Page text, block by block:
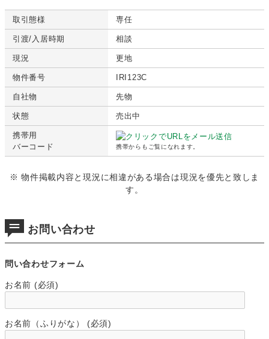
取引態様 専任
引渡/入居時期 相談
現況 更地
物件番号 IRI123C
自社物 先物
状態 売出中
携帯用
バーコード
携帯からもご覧になれます。
※ 物件掲載内容と現況に相違がある場合は現況を優先と致しま
す。
お問い合わせ
問い合わせフォーム
お名前 (必須)
お名前（ふりがな） (必須)